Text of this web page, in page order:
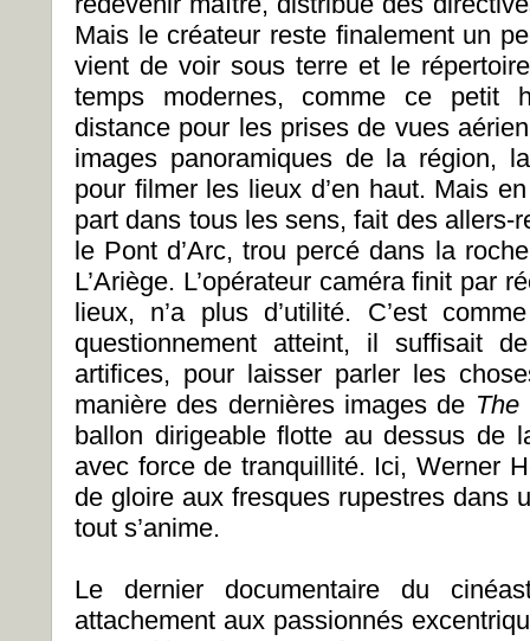
Mais le créateur reste finalement un
vient de voir sous terre et le
temps modernes, comme ce petit
distance pour les prises de vues
images panoramiques de la région,
pour filmer les lieux d’en haut. Mais
part dans tous les sens, fait des allers-
le Pont d’Arc, trou percé dans la
L’Ariège. L’opérateur caméra finit par
lieux, n’a plus d’utilité. C’est
questionnement atteint, il suffisait
artifices, pour laisser parler les
manière des dernières images de The
ballon dirigeable flotte au dessus de
avec force de tranquillité. Ici, Werner
de gloire aux fresques rupestres dans
tout s’anime.
Le dernier documentaire du
attachement aux passionnés